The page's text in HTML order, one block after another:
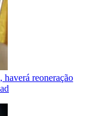
haverá reoneração